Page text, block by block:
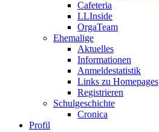
Cafeteria
LLInside
OrgaTeam
Ehemalige
Aktuelles
Informationen
Anmeldestatistik
Links zu Homepages
Registrieren
Schulgeschichte
Cronica
Profil